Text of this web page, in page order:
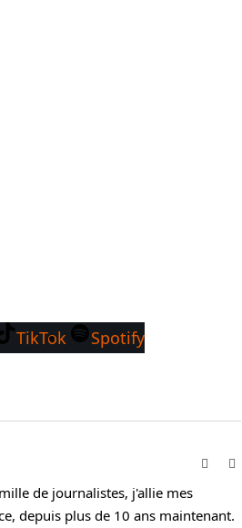
TikTok Spotify
Website
de journalistes, j'allie mes
depuis plus de 10 ans maintenant.